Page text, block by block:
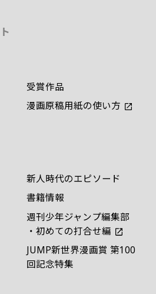
受賞作品
漫画原稿用紙の使い方
新人時代のエピソード
書籍情報
週刊少年ジャンプ編集部
・初めての打合せ編
JUMP新世界漫画賞 第100
回記念特集